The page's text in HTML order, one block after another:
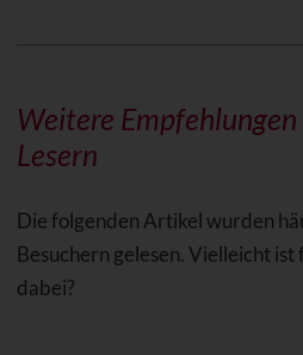
Weitere
Lesern
Die folgenden Artikel wurden
Besuchern gelesen. Vielleicht ist
dabei?